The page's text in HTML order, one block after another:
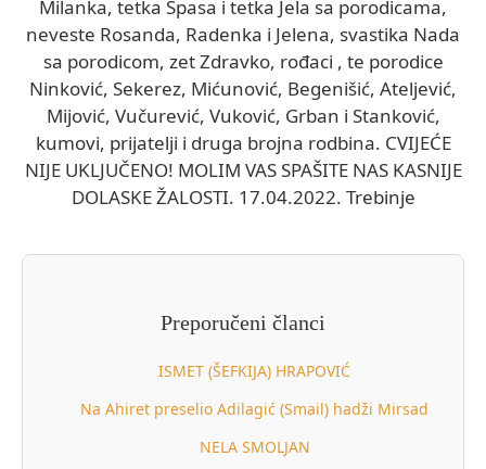
Milanka, tetka Spasa i tetka Jela sa porodicama,
neveste Rosanda, Radenka i Jelena, svastika Nada
sa porodicom, zet Zdravko, rođaci , te porodice
Ninković, Sekerez, Mićunović, Begenišić, Ateljević,
Mijović, Vučurević, Vuković, Grban i Stanković,
kumovi, prijatelji i druga brojna rodbina. CVIJEĆE
NIJE UKLJUČENO! MOLIM VAS SPAŠITE NAS KASNIJE
DOLASKE ŽALOSTI. 17.04.2022. Trebinje
Preporučeni članci
ISMET (ŠEFKIJA) HRAPOVIĆ
Na Ahiret preselio Adilagić (Smail) hadži Mirsad
NELA SMOLJAN